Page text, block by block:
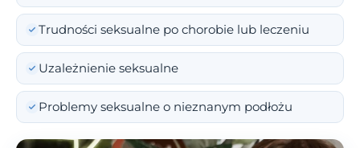
Trudności seksualne po chorobie lub leczeniu
Uzależnienie seksualne
Problemy seksualne o nieznanym podłożu